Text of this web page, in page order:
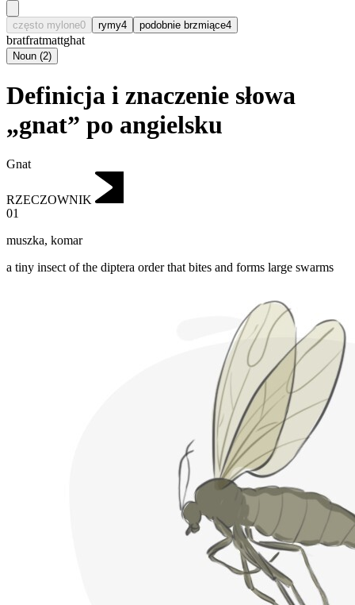
często mylone0 rymy4 podobnie brzmiące4
bratfratmattghat
Noun (2)
Definicja i znaczenie słowa
„gnat” po angielsku
Gnat
RZECZOWNIK
01
muszka, komar
a tiny insect of the diptera order that bites and forms large swarms